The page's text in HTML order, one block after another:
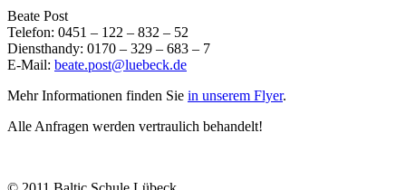
Beate Post
Telefon: 0451 – 122 – 832 – 52
Diensthandy: 0170 – 329 – 683 – 7
E-Mail: beate.post@luebeck.de
Mehr Informationen finden Sie in unserem Flyer.
Alle Anfragen werden vertraulich behandelt!